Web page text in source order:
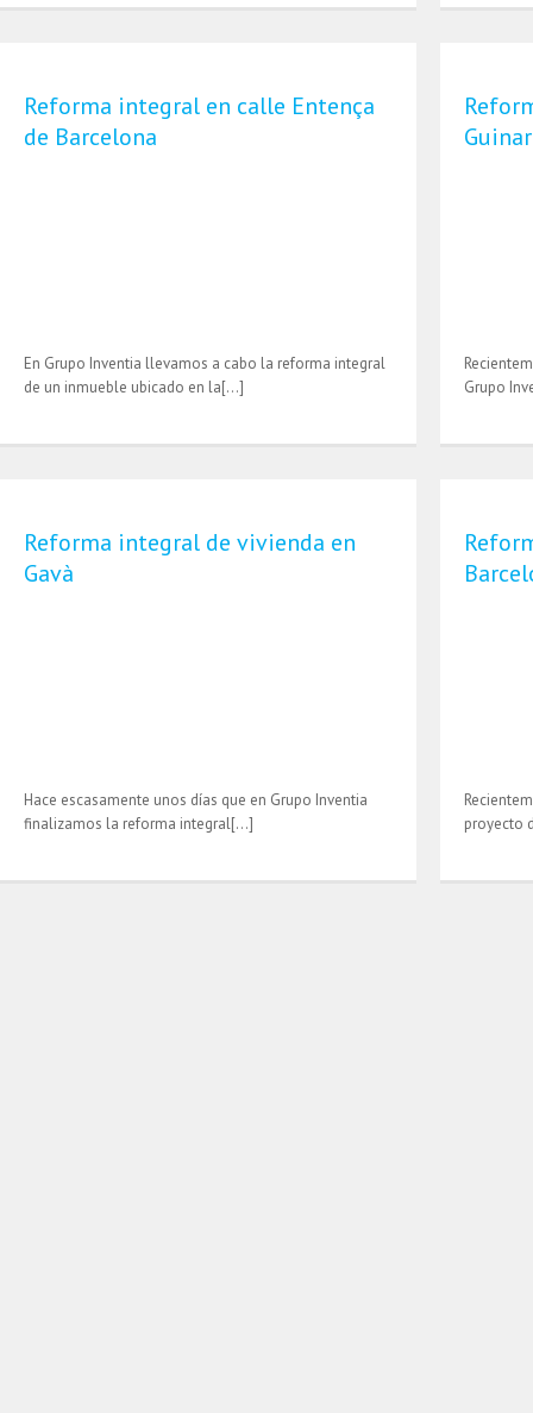
Reforma integral en calle Entença
de Barcelona
En Grupo Inventia llevamos a cabo la reforma integral
de un inmueble ubicado en la[…]
Grupo
Reforma integral de vivienda en
Gavà
Hace escasamente unos días que en Grupo Inventia
finalizamos la reforma integral[…]
proyecto